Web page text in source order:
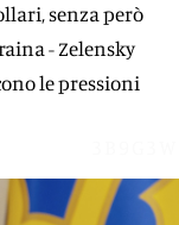
senza però
- Zelensky
le pressioni